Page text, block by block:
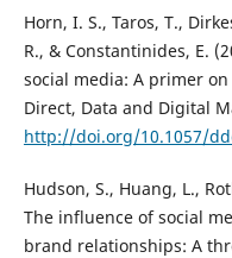
Horn, I. S., Taros, T.,
R., & Constantinides, E.
social media: A primer
Direct, Data and Digital
http://doi.org/10.1057/
Hudson, S., Huang, L.,
The influence of social
brand relationships: A